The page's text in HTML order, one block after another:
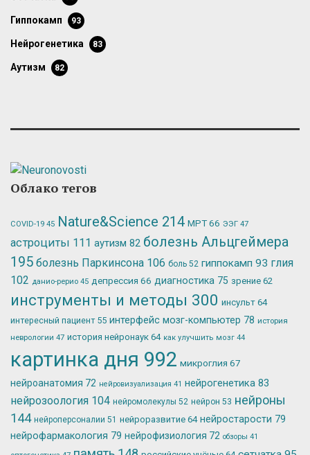
гиппокамп 93
нейрогенетика 83
аутизм 82
Облако тегов
COVID-19 45 Nature&Science 214 МРТ66 ЭЭГ 47
астроциты 111 аутизм 82 болезнь Альцгеймера
195 болезнь Паркинсона 106 боль 52 гиппокамп 93 глия
102 данио-рерио 45 депрессия 66 диагностика 75 зрение 62
инструменты и методы 300 инсульт 64
интересный пациент 55 интерфейс мозг-компьютер 78 история
неврологии 47 история нейронаук 64 как улучшить мозг 44
картинка дня 992 микроглия 67
нейроанатомия 72 нейровизуализация 41 нейрогенетика 83
нейрозоология 104 нейромолекулы 52 нейрон 53 нейроны
144 нейроперсоналии 51 нейроразвитие 64 нейростарости 79
нейрофармакология 79 нейрофизиология 72 обзоры 41